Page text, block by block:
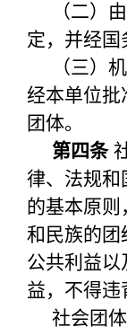
（二）
定，并经国
（三）
经本单位批
团体。
第四条
律、法规和
的基本原则
和民族的团
公共利益以
益，不得违
社会团